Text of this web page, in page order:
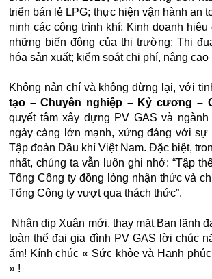
triển bán lẻ LPG; thực hiện vận hành an
ninh các công trình khí; Kinh doanh
những biến động của thị trường; Thi
hóa sản xuất; kiểm soát chi phí, nâng
Không nản chí và không dừng lại, với
tạo – Chuyên nghiệp – Kỷ cương –
quyết tâm xây dựng PV GAS và
ngày càng lớn mạnh, xứng đáng với
Tập đoàn Dầu khí Việt Nam. Đặc biệt,
nhất, chúng ta vẫn luôn ghi nhớ: “Tập
Tổng Công ty đồng lòng nhận thức và
Tổng Công ty vượt qua thách thức”.
Nhân dịp Xuân mới, thay mặt Ban lãnh
toàn thể đại gia đình PV GAS lời chúc
ấm! Kính chúc « Sức khỏe và Hạnh
» !